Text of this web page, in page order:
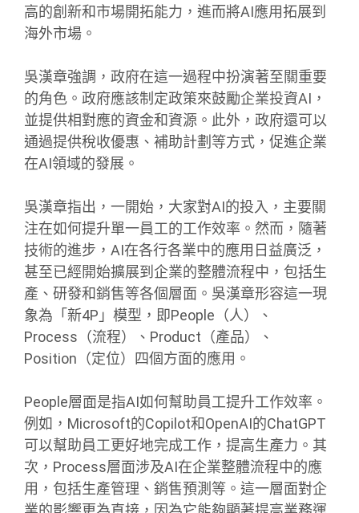
高的創新和市場開拓能力，進而將AI應用拓展到
海外市場。
吳漢章強調，政府在這一過程中扮演著至關重要
的角色。政府應該制定政策來鼓勵企業投資AI，
並提供相對應的資金和資源。此外，政府還可以
通過提供稅收優惠、補助計劃等方式，促進企業
在AI領域的發展。
吳漢章指出，一開始，大家對AI的投入，主要關
注在如何提升單一員工的工作效率。然而，隨著
技術的進步，AI在各行各業中的應用日益廣泛，
甚至已經開始擴展到企業的整體流程中，包括生
產、研發和銷售等各個層面。吳漢章形容這一現
象為「新4P」模型，即People（人）、
Process（流程）、Product（產品）、
Position（定位）四個方面的應用。
People層面是指AI如何幫助員工提升工作效率。
例如，Microsoft的Copilot和OpenAI的ChatGPT
可以幫助員工更好地完成工作，提高生產力。其
次，Process層面涉及AI在企業整體流程中的應
用，包括生產管理、銷售預測等。這一層面對企